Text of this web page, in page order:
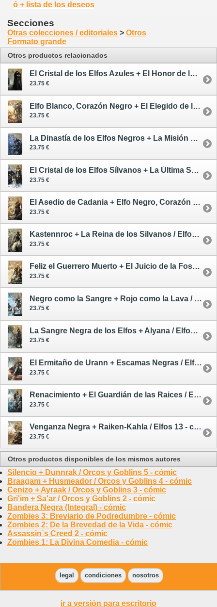
ó + lista de los deseos
Secciones
Otras colecciones / editoriales > Otros
Formato grande
Otros productos relacionados
El Cristal de los Elfos Azules + El Honor de los Elfos Silvanos / Elfos 1 - cómic
23.75 €
Elfo Blanco, Corazón Negro + El Elegido de los Semielfos / Elfos 2 - cómic
23.75 €
La Dinastía de los Elfos Negros + La Misión de los Elfos Azules / Elfos 3 - cómic
23.75 €
El Cristal de los Elfos Sílvanos + La Última Sombra / Elfos 4 - cómic
23.75 €
El Asedio de Cadania + Elfo Negro, Corazón Oscuro / Elfos 5 - cómic
23.75 €
Kastennroc + La Reina de los Silvanos / Elfos 6 - cómic
23.75 €
Feliz el Guerrero Muerto + El Juicio de la Fosa / Elfos 7 - cómic
23.75 €
Negro como la Sangre + Rojo como la Lava / Elfos 8 - cómic
23.75 €
La Sangre Negra de los Elfos + Alyana / Elfos 9 - cómic
23.75 €
El Ermitaño de Urann + Escamas Negras / Elfos 10 - cómic
23.75 €
Renacimiento + El Guardián de las Raices / Elfos 11 - cómic
23.75 €
Venganza Negra + Raiken-Kahla / Elfos 13 - cómic
23.75 €
Otros productos disponibles de los mismos autores
Silencio + Dunnrak / Orcos y Goblins 5 - cómic
Braagam + Husmeador / Orcos y Goblins 4 - cómic
Cenizo + Ayraak / Orcos y Goblins 3 - cómic
Gri'im + Sa'ar / Orcos y Goblins 2 - cómic
Bandera Negra (Integral) - cómic
Zombies 3: Breviario de Podredumbre - cómic
Zombies 2: De la Brevedad de la Vida - cómic
Assassin´s Creed 2 - cómic
Zombies 1: La Divina Comedia - cómic
legal condiciones nosotros
ir a versión para escritorio